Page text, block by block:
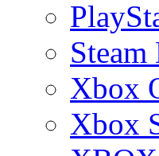
Steam
Xbox
Xbox